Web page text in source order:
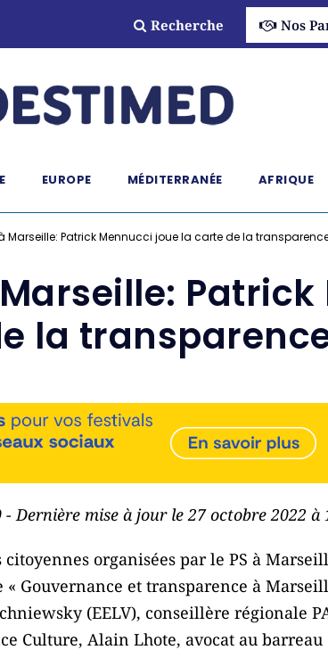
Recherche Nos
EUROPE MÉDITERRANÉE AFRIQUE
Marseille: Patrick Mennucci joue la carte de la
la
Dernière mise à jour le 27 octobre 2022 à
organisées par le PS à
Gouvernance et transparence à
(EELV), conseillère régionale
Culture, Alain Lhote, avocat au